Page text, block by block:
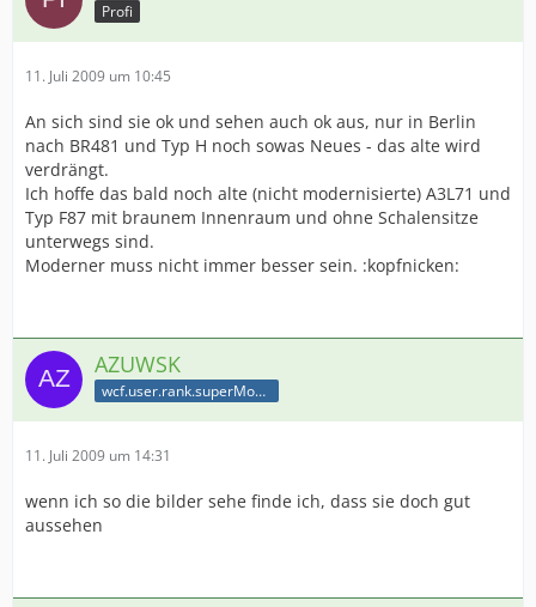
Profi
11. Juli 2009 um 10:45
An sich sind sie ok und sehen auch ok aus, nur in Berlin
nach BR481 und Typ H noch sowas Neues - das alte wird
verdrängt.
Ich hoffe das bald noch alte (nicht modernisierte) A3L71 und
Typ F87 mit braunem Innenraum und ohne Schalensitze
unterwegs sind.
Moderner muss nicht immer besser sein. :kopfnicken:
AZUWSK
wcf.user.rank.superModerator
11. Juli 2009 um 14:31
wenn ich so die bilder sehe finde ich, dass sie doch gut
aussehen